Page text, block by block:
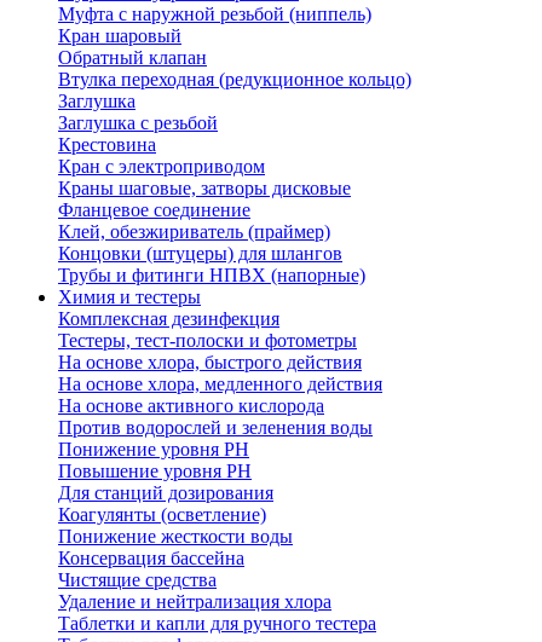
Муфта с наружной резьбой (ниппель)
Кран шаровый
Обратный клапан
Втулка переходная (редукционное кольцо)
Заглушка
Заглушка с резьбой
Крестовина
Кран с электроприводом
Краны шаговые, затворы дисковые
Фланцевое соединение
Клей, обезжириватель (праймер)
Концовки (штуцеры) для шлангов
Трубы и фитинги НПВХ (напорные)
Химия и тестеры
Комплексная дезинфекция
Тестеры, тест-полоски и фотометры
На основе хлора, быстрого действия
На основе хлора, медленного действия
На основе активного кислорода
Против водорослей и зеленения воды
Понижение уровня РН
Повышение уровня РН
Для станций дозирования
Коагулянты (осветление)
Понижение жесткости воды
Консервация бассейна
Чистящие средства
Удаление и нейтрализация хлора
Таблетки и капли для ручного тестера